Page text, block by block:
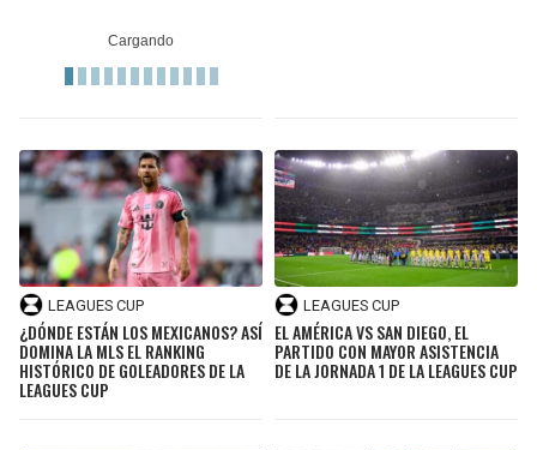
BEARS
PACKERS
VIKINGS
FALCONS
PANTHERS
SPURS
TIMBERWOLVES
THUNDER
TRAIL BLAZERS
JAZZ
LEAGUES CUP
¿DÓNDE ESTÁN LOS MEXICANOS? ASÍ
DOMINA LA MLS EL RANKING
HISTÓRICO DE GOLEADORES DE LA
LEAGUES CUP
LEAGUES CUP
EL AMÉRICA VS SAN DIEGO, EL
PARTIDO CON MAYOR ASISTENCIA
DE LA JORNADA 1 DE LA LEAGUES CUP